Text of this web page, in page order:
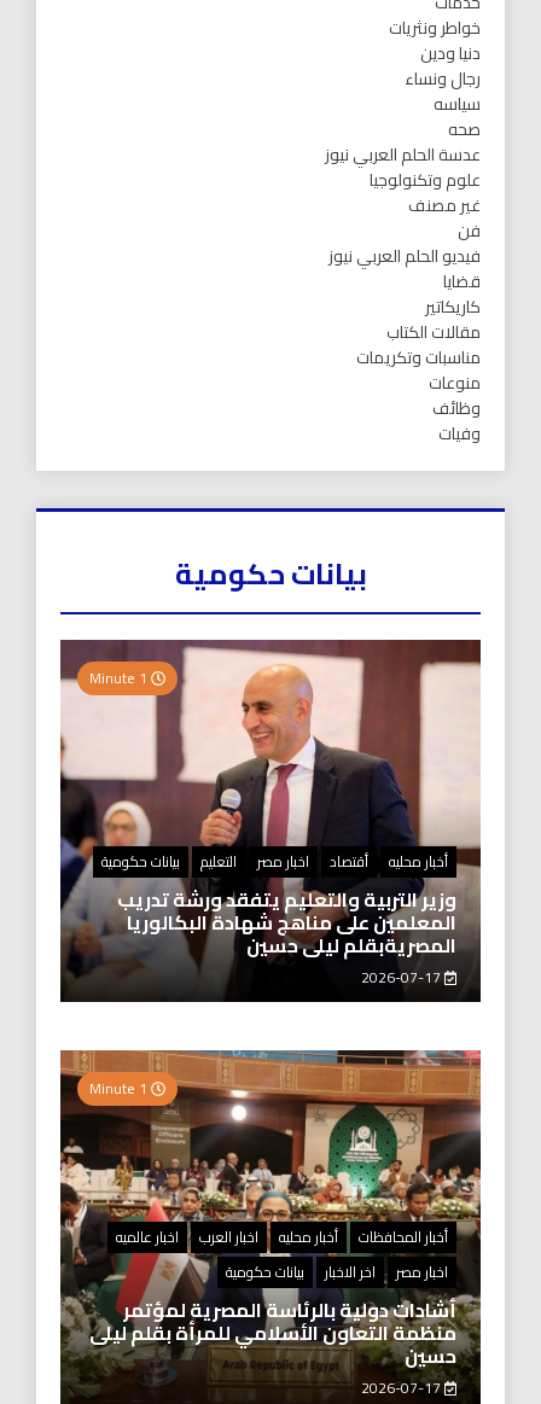
خواطر ونثريات
دنيا ودين
رجال ونساء
سياسه
صحه
عدسة الحلم العربي نيوز
علوم وتكنولوجيا
غير مصنف
فن
فيديو الحلم العربي نيوز
قضايا
كاريكاتير
مقالات الكتاب
مناسبات وتكريمات
منوعات
وظائف
وفيات
بيانات حكومية
أخبار محليه أقتصاد اخبار مصر التعليم بيانات حكومية
وزير التربية والتعليم يتفقد ورشة تدريب
المعلمين على مناهج شهادة البكالوريا
المصريةبقلم ليلى حسين
2026-07-17
أخبار المحافظات أخبار محليه اخبار العرب
اخبار عالميه
اخبار مصر
اخر الاخبار بيانات حكومية
أشادات دولية بالرئاسة المصرية لمؤتمر
منظمة التعاون الأسلامي للمرأة بقلم ليلى
حسين
2026-07-17